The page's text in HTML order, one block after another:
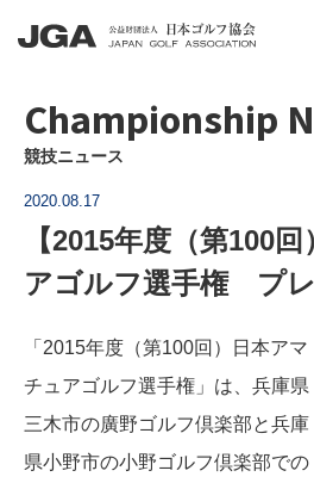
Championship
競技ニュース
2020.08.17
【2015年度（第100
アゴルフ選手権 プ
「2015年度（第100回）日本アマ
チュアゴルフ選手権」は、兵庫県
三木市の廣野ゴルフ倶楽部と兵庫
県小野市の小野ゴルフ倶楽部での